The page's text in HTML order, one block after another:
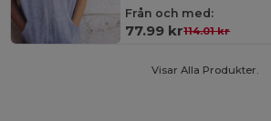
Från och med:
77.99 kr114.01 kr
Visar Alla Produkter.